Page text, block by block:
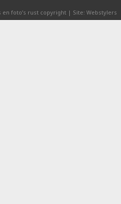
en foto’s rust copyright | Site: Webstylers